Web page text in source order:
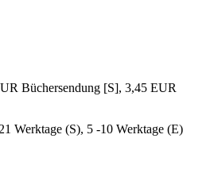
Büchersendung [S], 3,45 EUR
Werktage (S), 5 -10 Werktage (E)